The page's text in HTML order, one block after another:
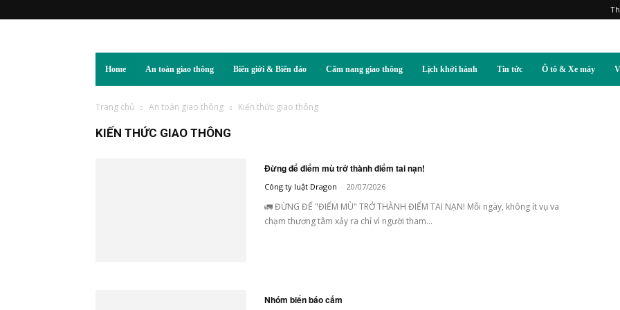
Home An toàn giao thông Biên giới & Biển đảo Cẩm nang giao thông Lịch khởi hành Tin tức Ô tô & Xe máy
Trang chủ An toàn giao thông Kiến thức giao thông
KIẾN THỨC GIAO THÔNG
Đừng để điểm mù trở thành điểm tai nạn!
Công ty luật Dragon - 20/07/2026
🚛 ĐỪNG ĐỂ "ĐIỂM MÙ" TRỞ THÀNH ĐIỂM TAI NẠN! Mỗi ngày, không ít vụ va
chạm thương tâm xảy ra chỉ vì người tham...
Nhóm biển báo cấm